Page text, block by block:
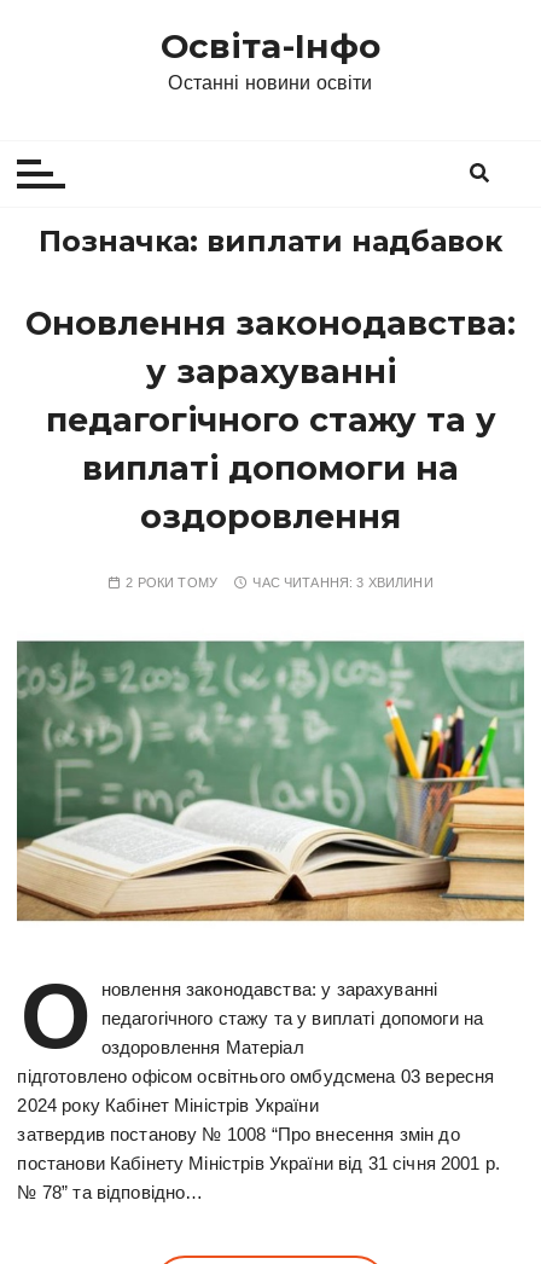
Освіта-Інфо
Останні новини освіти
Позначка: виплати надбавок
Оновлення законодавства:
у зарахуванні
педагогічного стажу та у
виплаті допомоги на
оздоровлення
2 РОКИ ТОМУ ЧАС ЧИТАННЯ:3 ХВИЛИНИ
О
новлення законодавства: у зарахуванні
педагогічного стажу та у виплаті допомоги на
оздоровлення Матеріал
підготовлено офісом освітнього омбудсмена 03 вересня
2024 року Кабінет Міністрів України
затвердив постанову № 1008 “Про внесення змін до
постанови Кабінету Міністрів України від 31 січня 2001 р.
№ 78” та відповідно…